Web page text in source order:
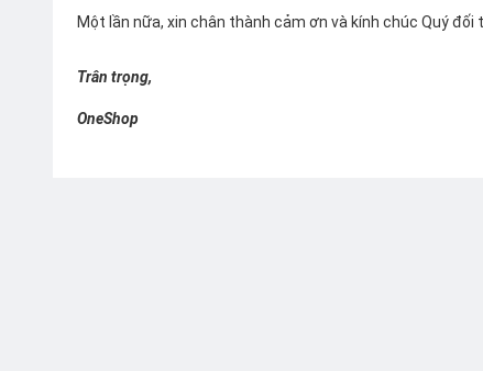
Một lần nữa, xin chân thành cảm ơn và kính chúc Quý đối
Trân trọng,
OneShop